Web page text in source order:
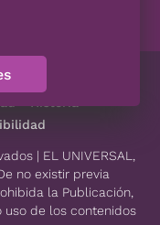
Ética
| EL UNIVERSAL,
no existir previa
la Publicación,
uso de los contenidos